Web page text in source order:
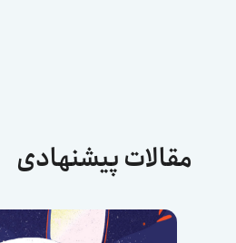
مقالات پیشنهادی